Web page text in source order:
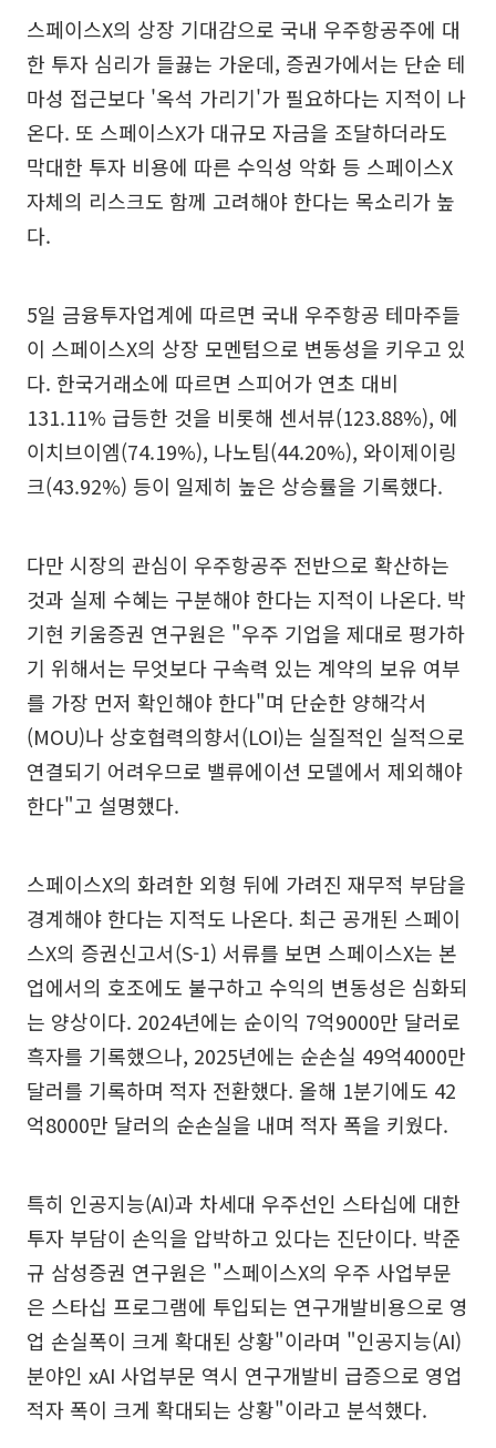
스페이스X의 상장 기대감으로 국내 우주항공주에 대
한 투자 심리가 들끓는 가운데, 증권가에서는 단순 테
마성 접근보다 '옥석 가리기'가 필요하다는 지적이 나
온다. 또 스페이스X가 대규모 자금을 조달하더라도
막대한 투자 비용에 따른 수익성 악화 등 스페이스X
자체의 리스크도 함께 고려해야 한다는 목소리가 높
다.
5일 금융투자업계에 따르면 국내 우주항공 테마주들
이 스페이스X의 상장 모멘텀으로 변동성을 키우고 있
다. 한국거래소에 따르면 스피어가 연초 대비
131.11% 급등한 것을 비롯해 센서뷰(123.88%), 에
이치브이엠(74.19%), 나노팀(44.20%), 와이제이링
크(43.92%) 등이 일제히 높은 상승률을 기록했다.
다만 시장의 관심이 우주항공주 전반으로 확산하는
것과 실제 수혜는 구분해야 한다는 지적이 나온다. 박
기현 키움증권 연구원은 "우주 기업을 제대로 평가하
기 위해서는 무엇보다 구속력 있는 계약의 보유 여부
를 가장 먼저 확인해야 한다"며 단순한 양해각서
(MOU)나 상호협력의향서(LOI)는 실질적인 실적으로
연결되기 어려우므로 밸류에이션 모델에서 제외해야
한다"고 설명했다.
스페이스X의 화려한 외형 뒤에 가려진 재무적 부담을
경계해야 한다는 지적도 나온다. 최근 공개된 스페이
스X의 증권신고서(S-1) 서류를 보면 스페이스X는 본
업에서의 호조에도 불구하고 수익의 변동성은 심화되
는 양상이다. 2024년에는 순이익 7억9000만 달러로
흑자를 기록했으나, 2025년에는 순손실 49억4000만
달러를 기록하며 적자 전환했다. 올해 1분기에도 42
억8000만 달러의 순손실을 내며 적자 폭을 키웠다.
특히 인공지능(AI)과 차세대 우주선인 스타십에 대한
투자 부담이 손익을 압박하고 있다는 진단이다. 박준
규 삼성증권 연구원은 "스페이스X의 우주 사업부문
은 스타십 프로그램에 투입되는 연구개발비용으로 영
업 손실폭이 크게 확대된 상황"이라며 "인공지능(AI)
분야인 xAI 사업부문 역시 연구개발비 급증으로 영업
적자 폭이 크게 확대되는 상황"이라고 분석했다.